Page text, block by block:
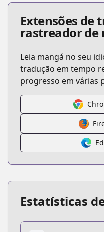
Extensões de
rastreador de
Leia mangá no seu
tradução em tempo
progresso em várias
Estatísticas